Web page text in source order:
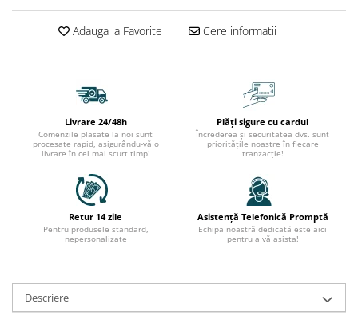
Adauga la Favorite Cere informatii
Livrare 24/48h
Comenzile plasate la noi sunt
procesate rapid, asigurându-vă o
livrare în cel mai scurt timp!
Plăți sigure cu cardul
Încrederea și securitatea dvs. sunt
prioritățile noastre în fiecare
tranzacție!
Retur 14 zile
Pentru produsele standard,
nepersonalizate
Asistență Telefonică Promptă
Echipa noastră dedicată este aici
pentru a vă asista!
Descriere